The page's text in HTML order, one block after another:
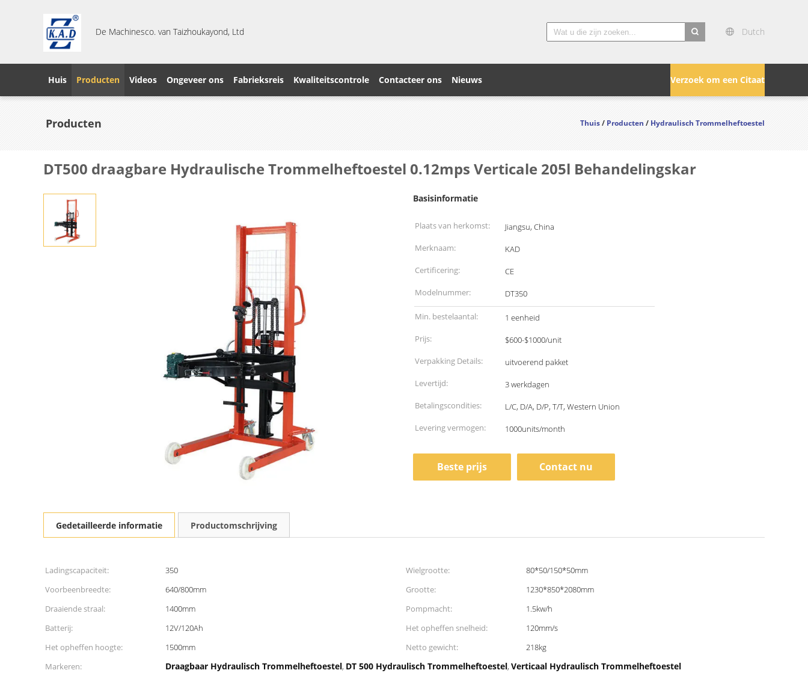
De Machinesco. van Taizhoukayond, Ltd
Dutch
Verzoek om een Citaat
Huis Producten Videos Ongeveer ons Fabrieksreis Kwaliteitscontrole Contacteer ons Nieuws
Producten Thuis/Producten/Hydraulisch Trommelheftoestel
DT500 draagbare Hydraulische Trommelheftoestel 0.12mps Verticale 205l Behandelingskar
Basisinformatie
Plaats van herkomst:
Jiangsu, China
Merknaam:
KAD
Certificering:
CE
Modelnummer:
DT350
Min. bestelaantal:
1 eenheid
Prijs:
$600-$1000/unit
Verpakking Details:
uitvoerend pakket
Levertijd:
3 werkdagen
Betalingscondities:
L/C, D/A, D/P, T/T, Western Union
Levering vermogen:
1000units/month
Beste prijs Contact nu
Gedetailleerde informatie Productomschrijving
Ladingscapaciteit: 350 Wielgrootte:
80*50/150*50mm
Voorbeenbreedte:
640/800mm Grootte:
1230*850*2080mm
Draaiende straal:
1400mm Pompmacht:
1.5kw/h
Batterij:
12V/120Ah Het opheffen snelheid:
120mm/s
Het opheffen hoogte:
1500mm Netto gewicht:
218kg
Markeren:
Draagbaar Hydraulisch Trommelheftoestel, DT 500 Hydraulisch Trommelheftoestel, Verticaal Hydraulisch Trommelheftoestel